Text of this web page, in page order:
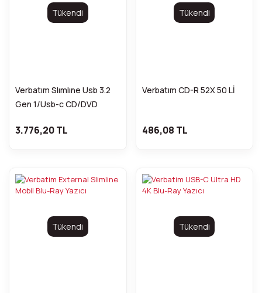
Tükendi
Verbatım Slımlıne Usb 3.2
Gen 1/Usb-c CD/DVD
3.776,20 TL
Tükendi
Verbatım CD-R 52X 50 Lİ
486,08 TL
Tükendi Tükendi